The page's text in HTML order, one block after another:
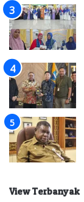
View Terbanyak